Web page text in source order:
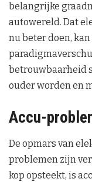
belangrijke
autowereld. Dat
nu beter doen,
betrouwbaarheid
ouder worden en
Accu-
De opmars van
problemen zijn
kop opsteekt, is